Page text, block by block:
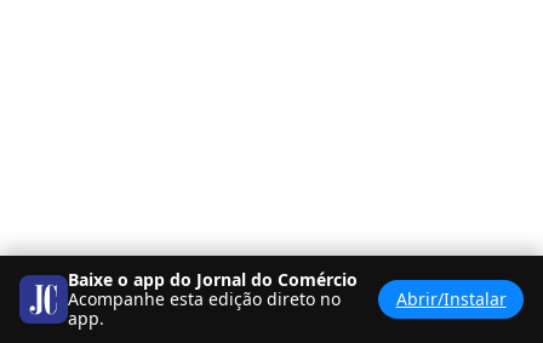
Baixe o app do Jornal do Comércio
Acompanhe esta edição direto no
app.
Abrir/Instalar